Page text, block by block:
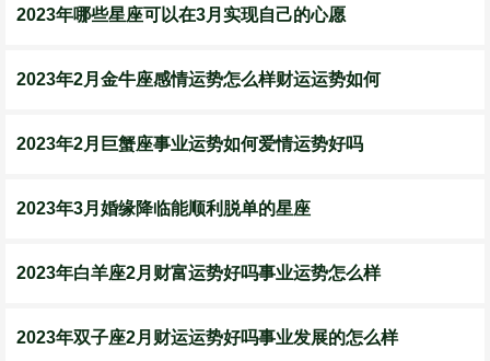
2023年哪些星座可以在3月实现自己的心愿
2023年2月金牛座感情运势怎么样财运运势如何
2023年2月巨蟹座事业运势如何爱情运势好吗
2023年3月婚缘降临能顺利脱单的星座
2023年白羊座2月财富运势好吗事业运势怎么样
2023年双子座2月财运运势好吗事业发展的怎么样